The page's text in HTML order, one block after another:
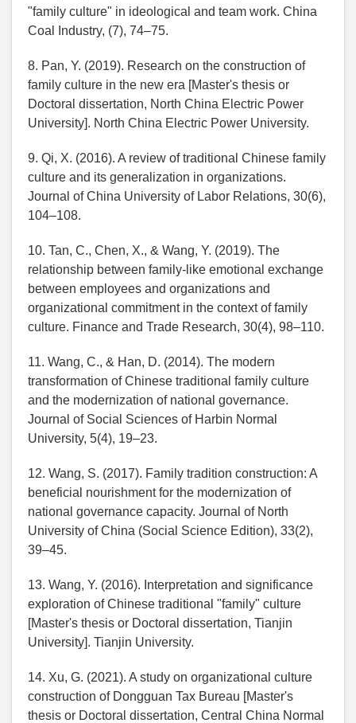
"family culture" in ideological and team work. China
Coal Industry, (7), 74–75.
8. Pan, Y. (2019). Research on the construction of
family culture in the new era [Master's thesis or
Doctoral dissertation, North China Electric Power
University]. North China Electric Power University.
9. Qi, X. (2016). A review of traditional Chinese family
culture and its generalization in organizations.
Journal of China University of Labor Relations, 30(6),
104–108.
10. Tan, C., Chen, X., & Wang, Y. (2019). The
relationship between family-like emotional exchange
between employees and organizations and
organizational commitment in the context of family
culture. Finance and Trade Research, 30(4), 98–110.
11. Wang, C., & Han, D. (2014). The modern
transformation of Chinese traditional family culture
and the modernization of national governance.
Journal of Social Sciences of Harbin Normal
University, 5(4), 19–23.
12. Wang, S. (2017). Family tradition construction: A
beneficial nourishment for the modernization of
national governance capacity. Journal of North
University of China (Social Science Edition), 33(2),
39–45.
13. Wang, Y. (2016). Interpretation and significance
exploration of Chinese traditional "family" culture
[Master's thesis or Doctoral dissertation, Tianjin
University]. Tianjin University.
14. Xu, G. (2021). A study on organizational culture
construction of Dongguan Tax Bureau [Master's
thesis or Doctoral dissertation, Central China Normal